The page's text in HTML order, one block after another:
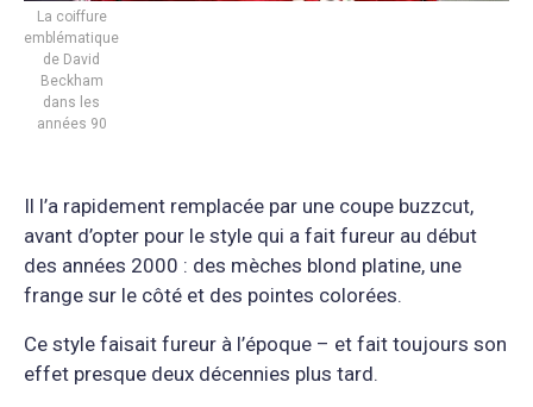
La coiffure
emblématique
de David
Beckham
dans les
années 90
Il l’a rapidement remplacée par une coupe buzzcut,
avant d’opter pour le style qui a fait fureur au début
des années 2000 : des mèches blond platine, une
frange sur le côté et des pointes colorées.
Ce style faisait fureur à l’époque – et fait toujours son
effet presque deux décennies plus tard.